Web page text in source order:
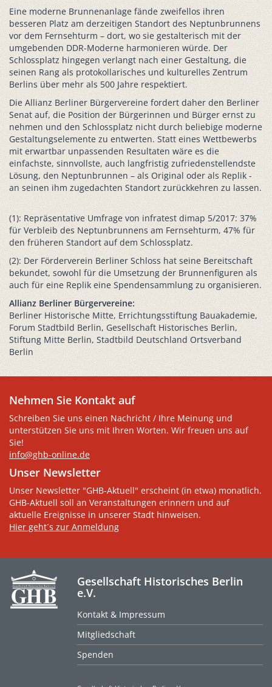
Eine moderne Brunnenanlage fände zweifellos ihren
besseren Platz am derzeitigen Standort des Neptunbrunnens
vor dem Fernsehturm – dort, wo sie gestalterisch mit der
umgebenden DDR-Moderne harmonieren würde. Der
Schlossplatz hingegen verlangt nach einer Gestaltung, die
seinen Rang als protokollarisches und kulturelles Zentrum
Berlins über mehr als 500 Jahre respektiert.
Die Allianz Berliner Bürgervereine fordert daher den Berliner
Senat auf, die Position der Bürgerinnen und Bürger ernst zu
nehmen und den Schlossplatz nicht durch beliebige moderne
Gestaltungselemente zu entwerten. Statt eines Wettbewerbs
mit erwartbar unpassenden Resultaten wäre es die
einfachste, sinnvollste, auch langfristig zufriedenstellendste
Lösung, den Neptunbrunnen – als Original oder als Replik -
an seinen ihm zugedachten Standort zurückkehren zu lassen.
(1): Repräsentative Umfrage von infratest dimap 5/2017: 37%
für Verbleib des Neptunbrunnens am Fernsehturm, 47% für
den früheren Standort auf dem Schlossplatz.
(2): Der Förderverein Berliner Schloss hat seine Bereitschaft
bekundet, sowohl für die Umsetzung der Brunnenfiguren als
auch für eine Replik eine Spendensammlung zu organisieren.
Allianz Berliner Bürgervereine:
Berliner Historische Mitte, Errichtungsstiftung Bauakademie,
Forum Stadtbild Berlin, Gesellschaft Historisches Berlin,
Stiftung Mitte Berlin, Stadtbild Deutschland Ortsverband
Berlin
Nehmen Sie Kontakt auf
Schreiben Sie uns einen Nachricht / Ihre Meinung und
unterstützen Sie uns mit Ihren Worten. Wir freuen uns auf
Sie!
info@ghb-online.de
Unser Newsletter
Unser Newsletter "GHB-Aktuell" erscheint (in etwa) monatlich.
GHB-Aktuell soll an Veranstaltungen erinnern und auf
aktuelle Ereignisse in unserer Stadt hinweisen.
Hier geht´s zur Anmeldung
Gesellschaft Historisches Berlin
e.V.
Kontakt & Impressum
Mitgliedschaft
Spenden